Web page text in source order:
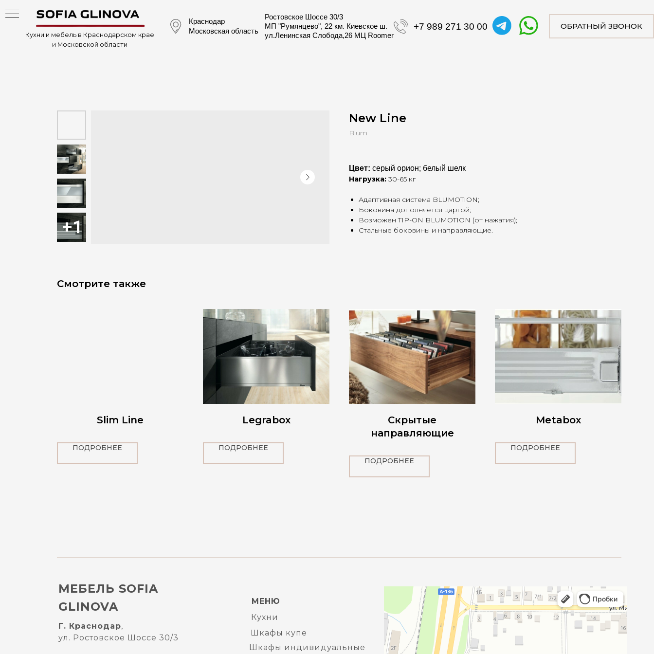
Кухни и мебель в Краснодарском крае
и Московской области
ОБРАТНЫЙ ЗВОНОК
+7 989 271 30 00
Краснодар
Московская область
Ростовское Шоссе 30/3
ул.Ленинская Слобода,26 МЦ Roomer
МП "Румянцево", 22 км. Киевское ш.
New Line
Blum
Цвет: серый орион; белый шелк
Нагрузка: 30-65 кг
Адаптивная система BLUMOTION;
Боковина дополняется царгой;
Возможен TIP-ON BLUMOTION (от нажатия);
Стальные боковины и направляющие.
Смотрите также
Slim Line
ПОДРОБНЕЕ
Legrabox
ПОДРОБНЕЕ
Скрытые
направляющие
ПОДРОБНЕЕ
Metabox
ПОДРОБНЕЕ
МЕНЮ
МЕБЕЛЬ SOFIA
GLINOVA
Г. Краснодар,
ул. Ростовское Шоссе 30/3
Кухни
Шкафы купе
Шкафы индивидуальные